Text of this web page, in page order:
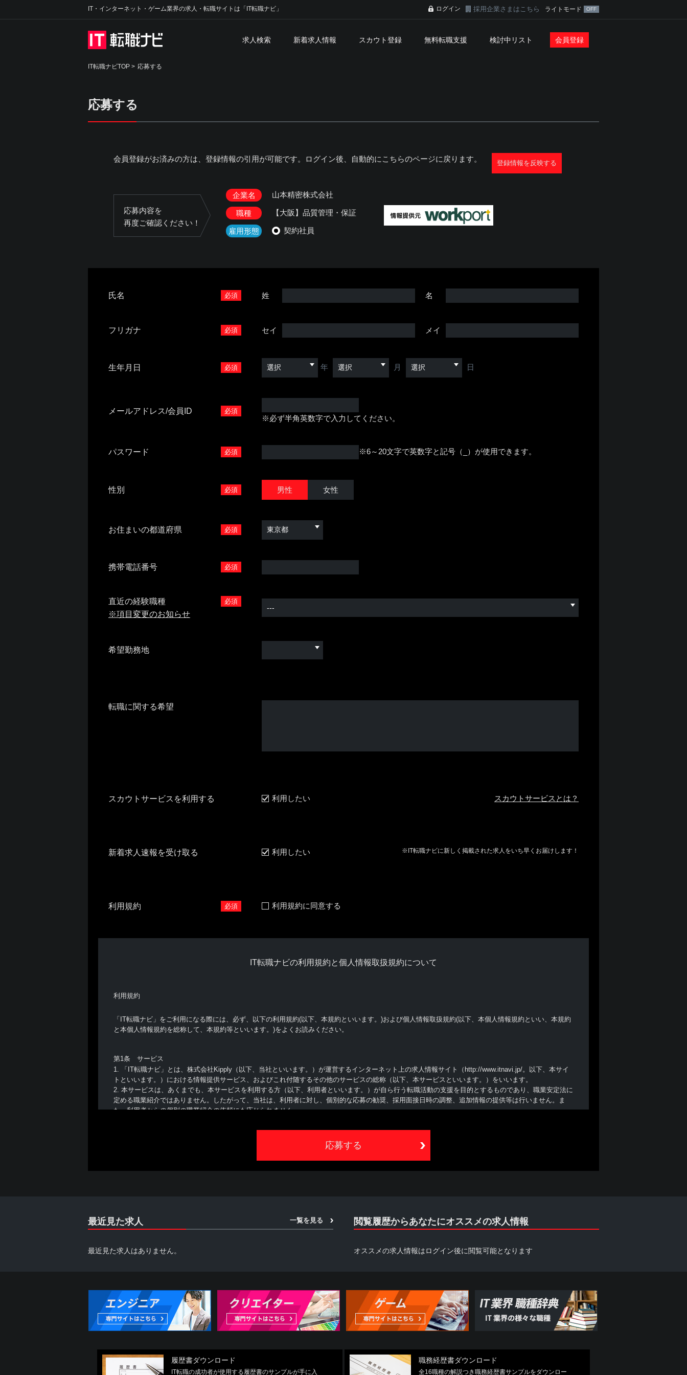
IT・インターネット・ゲーム業界の求人・転職サイトは「IT転職ナビ」 ログイン 採用企業さまはこちら ライトモード
求人検索 新着求人情報 スカウト登録 無料転職支援 検討中リスト 会員登録
IT転職ナビTOP > 応募する
応募する
会員登録がお済みの方は、登録情報の引用が可能です。ログイン後、自動的にこちらのページに戻ります。 登録情報を反映する
応募内容を
再度ご確認ください！
企業名 山本精密株式会社
職種 【大阪】品質管理・保証
雇用形態 契約社員
必須
氏名 姓 名
必須
フリガナ セイ メイ
必須
生年月日 年 月 日
必須
メールアドレス/会員ID
※必ず半角英数字で入力してください。
必須
パスワード ※6～20文字で英数字と記号（_）が使用できます。
必須
性別 男性 女性
必須
お住まいの都道府県
必須
携帯電話番号
必須
直近の経験職種
※項目変更のお知らせ
希望勤務地
転職に関する希望
スカウトサービスを利用する 利用したい スカウトサービスとは？
新着求人速報を受け取る 利用したい ※IT転職ナビに新しく掲載された求人をいち早くお届けします！
必須
利用規約 利用規約に同意する
IT転職ナビの利用規約と個人情報取扱規約について
利用規約
「IT転職ナビ」をご利用になる際には、必ず、以下の利用規約(以下、本規約といいます。)および個人情報取扱規約(以下、本個人情報規約といい、本規約
と本個人情報規約を総称して、本規約等といいます。)をよくお読みください。
第1条 サービス
1. 「IT転職ナビ」とは、株式会社Kipply（以下、当社といいます。）が運営するインターネット上の求人情報サイト（http://www.itnavi.jp/。以下、本サイ
トといいます。）における情報提供サービス、およびこれ付随するその他のサービスの総称（以下、本サービスといいます。）をいいます。
2. 本サービスは、あくまでも、本サービスを利用する方（以下、利用者といいます。）が自ら行う転職活動の支援を目的とするものであり、職業安定法に
定める職業紹介ではありません。したがって、当社は、利用者に対し、個別的な応募の勧奨、採用面接日時の調整、追加情報の提供等は行いません。ま
た、利用者からの個別の職業紹介の依頼にも応じられません
1. 利用者は、本サイトを利用することによって、本規約等の内容を承諾したものとみなされます。本規約等の内容を承諾しない場合には、本サイトを利用
が提供されない場合には、本サービスの全部または一部を利用できない場合があります。
1. 利用者は、現在、暴力団、暴力団員、暴力団員でなくなった時から5年を経過しない者、暴力団準構成員、暴力団関係企業、総会屋等、社会運動等標ぼ
(2) 反社会的勢力が経営に実質的に関与していると認められる関係を有すること
(3) 自己もしくは第三者の不正の利益を図る目的または第三者に損害を加える目的をもってするなど、不当に反社会的勢力を利用していると認められる関
係を有すること
(4) 反社会的勢力に対して資金等を提供し、または便宜を供与するなどの関与をしていると認められる関係を有すること
(5) 役員または経営に実質的に関与している者が反社会的勢力と社会的に非難されるべき関係を有すること
2. 利用者は、自らまたは第三者を利用して次のいずれかに該当する行為を行わないことを確約するものとします。
(1) 暴力的な要求行為
最近見た求人 一覧を見る
最近見た求人はありません。
閲覧履歴からあなたにオススメの求人情報
オススメの求人情報はログイン後に閲覧可能となります
履歴書ダウンロード
IT転職の成功者が使用する履歴書のサンプルが手に入
職務経歴書ダウンロード
全16職種の解説つき職務経歴書サンプルをダウンロー